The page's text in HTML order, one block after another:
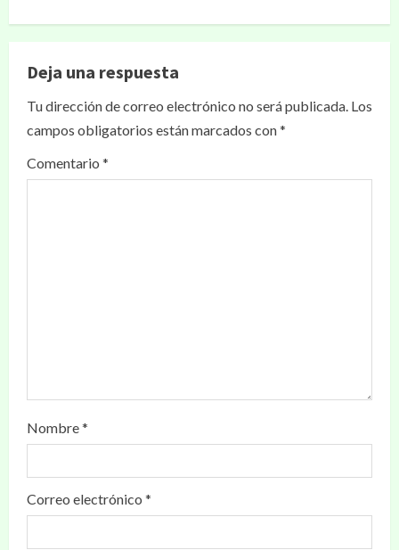
Deja una respuesta
Tu dirección de correo electrónico no será publicada. Los
campos obligatorios están marcados con*
Comentario *
Nombre*
Correo electrónico *